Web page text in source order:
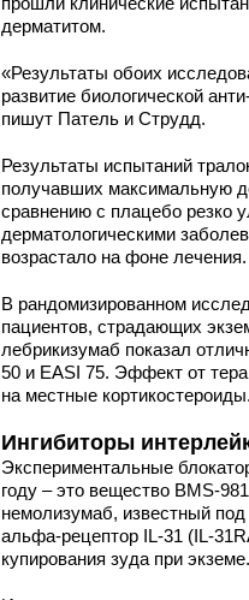
дерматитом.
«Результаты обоих
развитие биологической
пишут Патель и Струдд.
Результаты испытаний
получавших максимальную
сравнению с плацебо резко
дерматологическими
возрастало на фоне лечения.
В рандомизированном
пациентов, страдающих
лебрикизумаб показал
50 и EASI 75. Эффект от
на местные кортикостероиды.
Ингибиторы
Экспериментальные
году – это вещество BMS-
немолизумаб, известный
альфа-рецептор IL-31 (IL-
купирования зуда при экземе.